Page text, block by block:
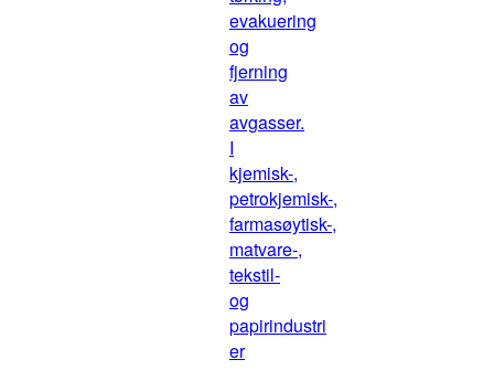
evakuering
og
fjerning
av
avgasser.
I
kjemisk-,
petrokjemisk-,
farmasøytisk-,
matvare-,
tekstil-
og
papirindustri
er